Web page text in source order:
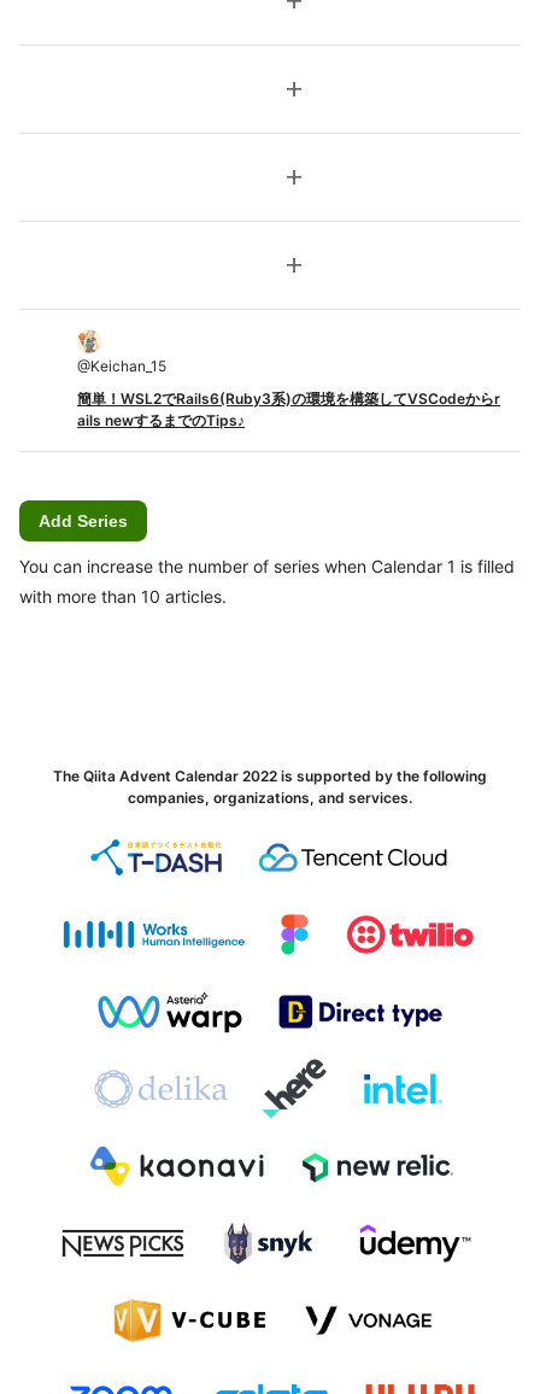
add
add
add
@Keichan_15
簡単！WSL2でRails6(Ruby3系)の環境を構築してVSCodeからr
ails newするまでのTips♪
Add Series
You can increase the number of series when Calendar 1 is filled
with more than 10 articles.
The Qiita Advent Calendar 2022 is supported by the following
companies, organizations, and services.